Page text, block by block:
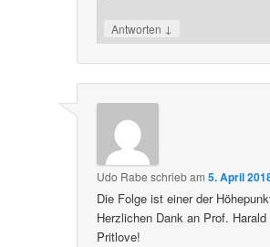
Antworten ↓
Udo Rabe schriebam5. April
Die Folge ist einer der
Herzlichen Dank an Prof.
Pritlove!